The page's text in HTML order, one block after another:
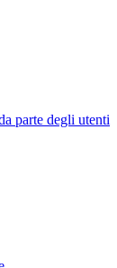
parte degli utenti